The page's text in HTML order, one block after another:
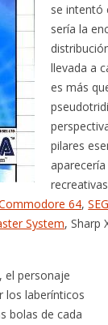
se intentó
sería la
llevada a
es más
pilares
64,
System, Sharp
el personaje
los laberínticos
bolas de cada